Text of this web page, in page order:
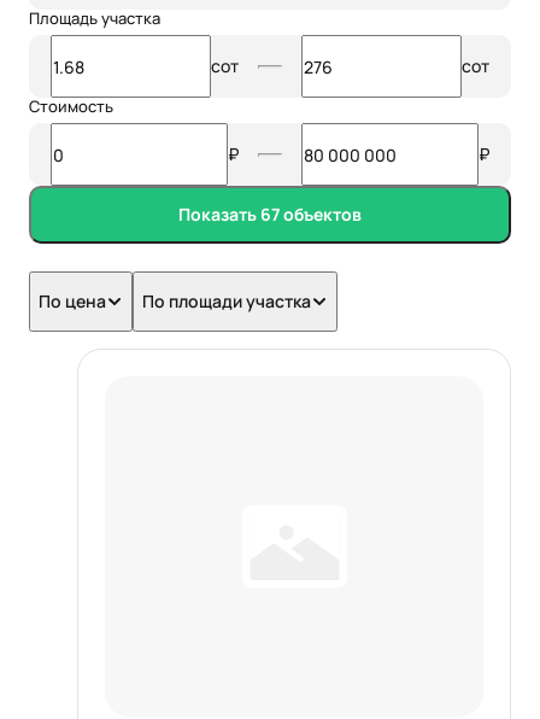
Площадь участка
сот сот
Стоимость
₽ ₽
Показать 67 объектов
По цена По площади участка